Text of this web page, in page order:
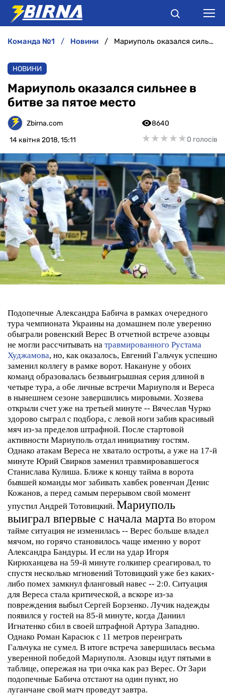
АНАЛІТИКА
ІНТЕРВ'Ю
РІЗНЕ
БУКМЕКЕРИ
команда №1 новини Мариуполь оказался сильнее в битве за пятое место
НОВИНИ
Мариуполь оказался сильнее в
битве за пятое место
Zbirna.com
14 квітня 2018, 15:11
8640
★★★★★
★★★★★0 голосів
Подопечные Александра Бабича в рамках очередного
тура чемпионата Украины на домашнем поле уверенно
обыграли ровенский Верес В отчетной встрече азовцы
не могли рассчитывать на травмированного Рустама
Худжамова, но, как оказалось, Евгений Гальчук успешно
заменил коллегу в рамке ворот. Накануне у обоих
команд образовалась безвыигрышная серия длиной в
четыре тура, а обе личные встречи Мариуполя и Вереса
в нынешнем сезоне завершились мировыми. Хозяева
открыли счет уже на третьей минуте -- Вячеслав Чурко
здорово сыграл с подбора, с левой ноги забив красивый
мяч из-за пределов штрафной. После стартовой
активности Мариуполь отдал инициативу гостям.
Однако атакам Вереса не хватало остроты, а уже на 17-й
минуте Юрий Свирков заменил травмировавшегося
Станислава Кулиша. Ближе к концу тайма в ворота
бывшей команды мог забивать хавбек ровенчан Денис
Кожанов, а перед самым перерывом свой момент
упустил Андрей Тотовицкий. Мариуполь
выиграл впервые с начала марта Во втором
тайме ситуация не изменилась -- Верес больше владел
мячом, но горячо становилось чаще именно у ворот
Александра Бандуры. И если на удар Игоря
Кирюханцева на 59-й минуте голкипер среагировал, то
спустя несколько мгновений Тотовицкий уже без каких-
либо помех замкнул фланговый навес -- 2:0. Ситуация
для Вереса стала критической, а вскоре из-за
повреждения выбыл Сергей Борзенко. Лучик надежды
появился у гостей на 85-й минуте, когда Даниил
Игнатенко сбил в своей штрафной Артура Западню.
Однако Роман Карасюк с 11 метров переиграть
Гальчука не сумел. В итоге встреча завершилась весьма
уверенной победой Мариуполя. Азовцы идут пятыми в
таблице, опережая на три очка как раз Верес. От Зари
подопечные Бабича отстают на один пункт, но
луганчане свой матч проведут завтра.